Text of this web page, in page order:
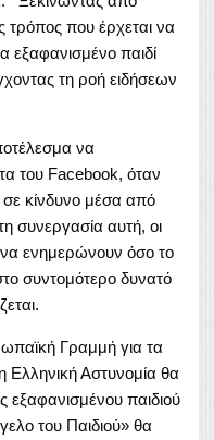
τρόπος που έρχεται να
εξαφανισμένο παιδί
τη ροή ειδήσεων
να
του Facebook, όταν
σε κίνδυνο μέσα από
συνεργασία αυτή, οι
να ενημερώνουν όσο το
συντομότερο δυνατό
Γραμμή για τα
Ελληνική Αστυνομία θα
εξαφανισμένου παιδιού
του Παιδιού» θα